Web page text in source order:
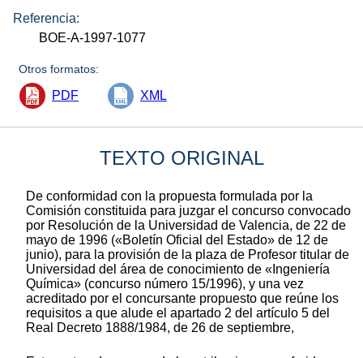
Referencia:
BOE-A-1997-1077
Otros formatos:
PDF XML
TEXTO ORIGINAL
De conformidad con la propuesta formulada por la
Comisión constituida para juzgar el concurso convocado
por Resolución de la Universidad de Valencia, de 22 de
mayo de 1996 («Boletín Oficial del Estado» de 12 de
junio), para la provisión de la plaza de Profesor titular de
Universidad del área de conocimiento de «Ingeniería
Química» (concurso número 15/1996), y una vez
acreditado por el concursante propuesto que reúne los
requisitos a que alude el apartado 2 del artículo 5 del
Real Decreto 1888/1984, de 26 de septiembre,